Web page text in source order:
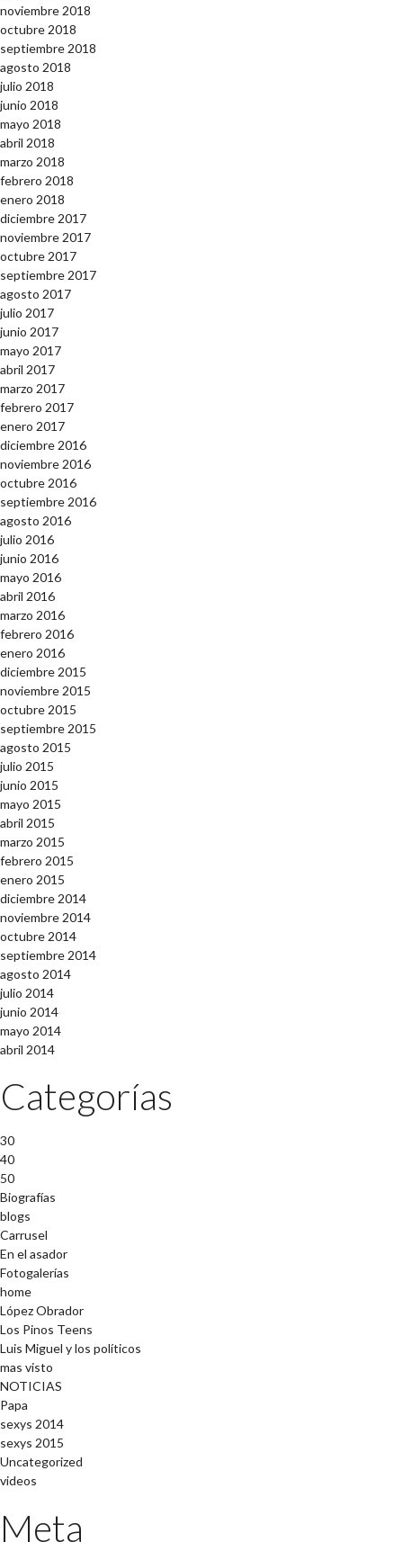
noviembre 2018
octubre 2018
septiembre 2018
agosto 2018
julio 2018
junio 2018
mayo 2018
abril 2018
marzo 2018
febrero 2018
enero 2018
diciembre 2017
noviembre 2017
octubre 2017
septiembre 2017
agosto 2017
julio 2017
junio 2017
mayo 2017
abril 2017
marzo 2017
febrero 2017
enero 2017
diciembre 2016
noviembre 2016
octubre 2016
septiembre 2016
agosto 2016
julio 2016
junio 2016
mayo 2016
abril 2016
marzo 2016
febrero 2016
enero 2016
diciembre 2015
noviembre 2015
octubre 2015
septiembre 2015
agosto 2015
julio 2015
junio 2015
mayo 2015
abril 2015
marzo 2015
febrero 2015
enero 2015
diciembre 2014
noviembre 2014
octubre 2014
septiembre 2014
agosto 2014
julio 2014
junio 2014
mayo 2014
abril 2014
Categorías
30
40
50
Biografías
blogs
Carrusel
En el asador
Fotogalerías
home
López Obrador
Los Pinos Teens
Luis Miguel y los políticos
mas visto
NOTICIAS
Papa
sexys 2014
sexys 2015
Uncategorized
videos
Meta